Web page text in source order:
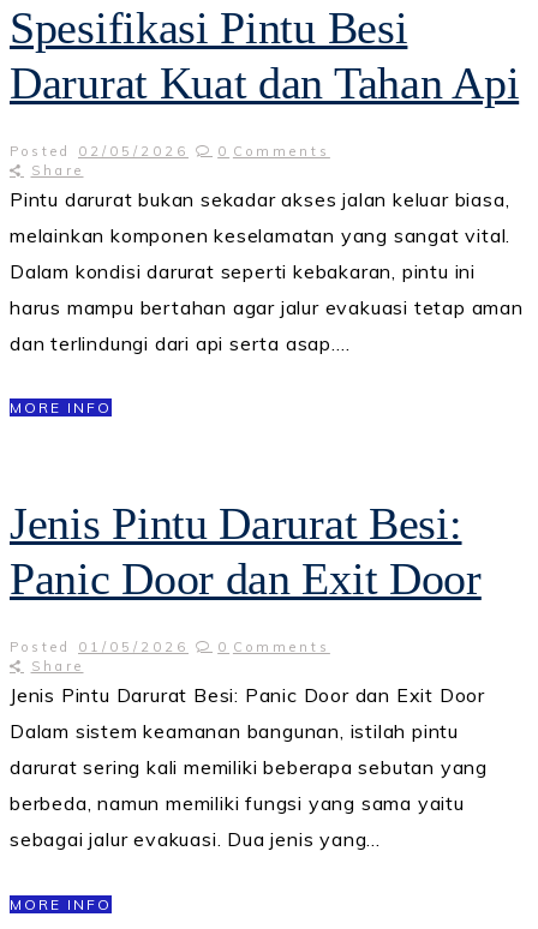
Spesifikasi Pintu Besi
Darurat Kuat dan Tahan Api
Posted 02/05/2026 0 Comments
Share
Pintu darurat bukan sekadar akses jalan keluar biasa,
melainkan komponen keselamatan yang sangat vital.
Dalam kondisi darurat seperti kebakaran, pintu ini
harus mampu bertahan agar jalur evakuasi tetap aman
dan terlindungi dari api serta asap.…
MORE INFO
Jenis Pintu Darurat Besi:
Panic Door dan Exit Door
Posted 01/05/2026 0 Comments
Share
Jenis Pintu Darurat Besi: Panic Door dan Exit Door
Dalam sistem keamanan bangunan, istilah pintu
darurat sering kali memiliki beberapa sebutan yang
berbeda, namun memiliki fungsi yang sama yaitu
sebagai jalur evakuasi. Dua jenis yang…
MORE INFO